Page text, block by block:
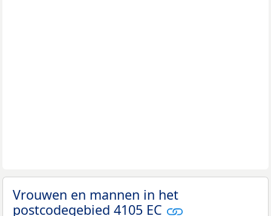
Vrouwen en mannen in het
postcodegebied 4105 EC